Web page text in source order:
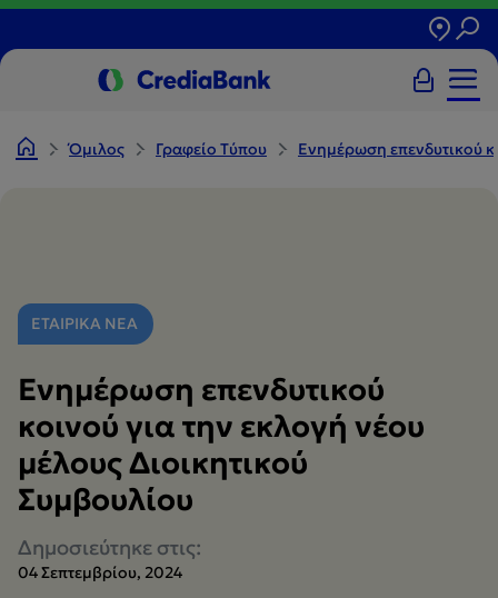
Όμιλος Γραφείο Tύπου Ενημέρωση επενδυτικού
ΕΤΑΙΡΙΚΑ ΝΕΑ
Ενημέρωση επενδυτικού
κοινού για την εκλογή νέου
μέλους Διοικητικού
Συμβουλίου
Δημοσιεύτηκε στις:
04 Σεπτεμβρίου, 2024